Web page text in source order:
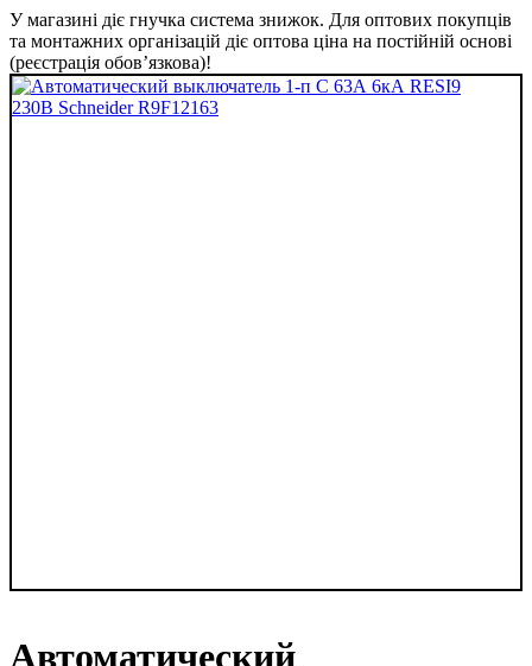
У магазині діє гнучка система знижок. Для оптових покупців
та монтажних організацій діє оптова ціна на постійній основі
(реєстрація обов’язкова)!
Автоматический